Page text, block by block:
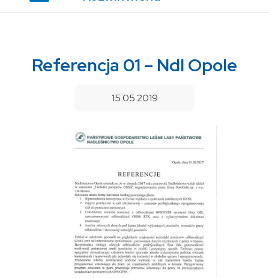
Referencja 01 – Ndl Opole
15.05.2019